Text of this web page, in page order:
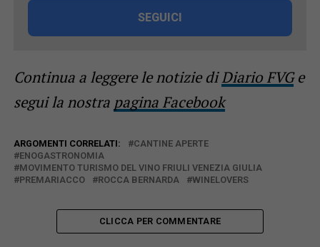
SEGUICI
Continua a leggere le notizie diDiario FVGe
segui la nostra pagina Facebook
ARGOMENTI CORRELATI:
CANTINE APERTE
ENOGASTRONOMIA
MOVIMENTO TURISMO DEL VINO FRIULI VENEZIA GIULIA
PREMARIACCO
ROCCA BERNARDA WINELOVERS
CLICCA PER COMMENTARE